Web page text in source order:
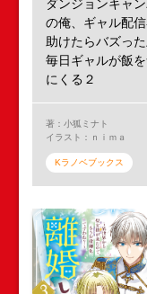
ダンジョンキャ
の俺、ギャル配
助けたらバズっ
毎日ギャルが飯
にくる２
著：小狐ミナト
イラスト：ｎｉｍａ
Kラノベブックス